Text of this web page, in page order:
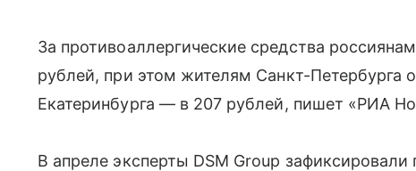
За противоаллергические средства
рублей, при этом жителям Санкт-Петербурга
Екатеринбурга — в 207 рублей, пишет «РИА
В апреле эксперты DSM Group